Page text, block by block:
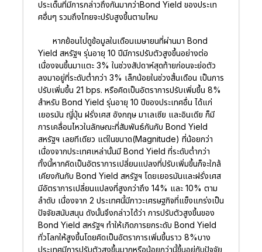
ประเด็นที่มีการกล่าวถึงกันมากว่าBond Yield ของประเท
ศอื่นๆ รวมถึงไทยจะปรับสูงขึ้นตามไหม
หากย้อนไปดูข้อมูลในเดือนเมษายนที่ผ่านมา Bond
Yield สหรัฐฯ รุ่นอายุ 10 ปีมีการปรับตัวสูงขึ้นอย่างต่อ
เนื่องจนขึ้นมาแตะ 3% ในช่วงสัปดาห์สุดท้ายก่อนจะย่อตัว
ลงมาอยู่ที่ระดับต่ำกว่า 3% เล็กน้อยในช่วงสิ้นเดือน เป็นการ
ปรับเพิ่มขึ้น 21 bps. หรือคิดเป็นอัตราการปรับเพิ่มขึ้น 8%
สำหรับ Bond Yield รุ่นอายุ 10 ปีของประเทศอื่น ได้แก่
เยอรมัน ญี่ปุ่น ฝรั่งเศส อังกฤษ มาเลเซีย และอินเดีย ก็มี
การเคลื่อนไหวในลักษณะที่สัมพันธ์กันกับ Bond Yield
สหรัฐฯ เลยทีเดียว แต่ในขนาด(Magnitude) ที่น้อยกว่า
เนื่องจากประเทศเหล่านั้นมี Bond Yield ที่ระดับต่ำกว่า
ทั้งนี้หากคิดเป็นอัตราการเปลี่ยนแปลงที่ปรับเพิ่มขึ้นก็จะใกล้
เคียงกันกับ Bond Yield สหรัฐฯ โดยเยอรมันและฝรั่งเศส
มีอัตราการเปลี่ยนแปลงที่สูงกว่าถึง 14% และ 10% ตาม
ลำดับ เนื่องจาก 2 ประเทศนี้มีภาวะเศรษฐกิจที่แข็งแกร่งเป็น
ปัจจัยสนับสนุน ดังนั้นจึงกล่าวได้ว่า การปรับตัวสูงขึ้นของ
Bond Yield สหรัฐฯ ทำให้เกิดการยกระดับ Bond Yield
ทั่วโลกให้สูงขึ้นโดยคิดเป็นอัตราการเพิ่มขึ้นราว 8%บาง
ประเทศมีการปรับตัวสูงขึ้นมากหรือน้อยกว่านี้ขึ้นอยู่กับปัจจัย